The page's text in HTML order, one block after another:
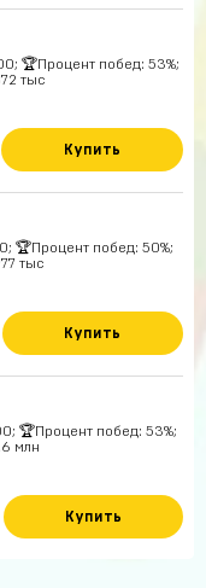
🏆Процент побед: 53%;
тыс
Купить
🏆Процент побед: 50%;
тыс
Купить
🏆Процент побед: 53%;
млн
Купить